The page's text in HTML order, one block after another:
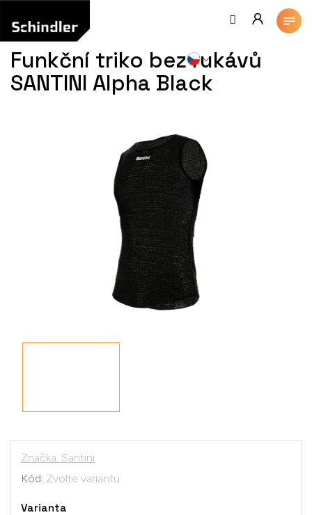
obsah
Funkční triko bez rukávů
SANTINI Alpha Black
Značka: Santini
Kód: Zvolte variantu
Varianta